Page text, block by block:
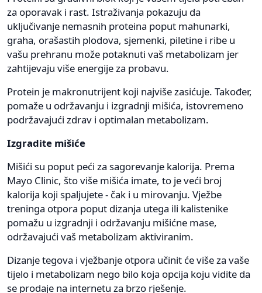
za oporavak i rast. Istraživanja pokazuju da
uključivanje nemasnih proteina poput mahunarki,
graha, orašastih plodova, sjemenki, piletine i ribe u
vašu prehranu može potaknuti vaš metabolizam jer
zahtijevaju više energije za probavu.
Protein je makronutrijent koji najviše zasićuje. Također,
pomaže u održavanju i izgradnji mišića, istovremeno
podržavajući zdrav i optimalan metabolizam.
Izgradite mišiće
Mišići su poput peći za sagorevanje kalorija. Prema
Mayo Clinic, što više mišića imate, to je veći broj
kalorija koji spaljujete - čak i u mirovanju. Vježbe
treninga otpora poput dizanja utega ili kalistenike
pomažu u izgradnji i održavanju mišićne mase,
održavajući vaš metabolizam aktiviranim.
Dizanje tegova i vježbanje otpora učinit će više za vaše
tijelo i metabolizam nego bilo koja opcija koju vidite da
se prodaje na internetu za brzo rješenje.